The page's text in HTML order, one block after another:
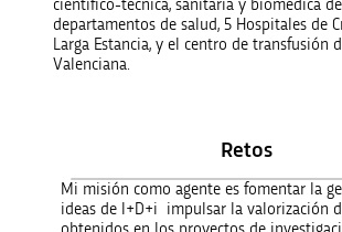
científico-técnica, sanitaria y biomédica de
departamentos de salud, 5 Hospitales de
Larga Estancia, y el centro de transfusión
Valenciana.
Retos
Mi misión como agente es fomentar la
ideas de I+D+i impulsar la valorización